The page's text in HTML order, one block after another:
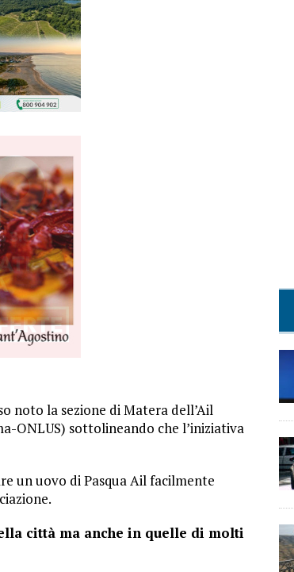
noto la sezione di Matera dell’Ail
ONLUS) sottolineando che l’iniziativa
un uovo di Pasqua Ail facilmente
città ma anche in quelle di molti